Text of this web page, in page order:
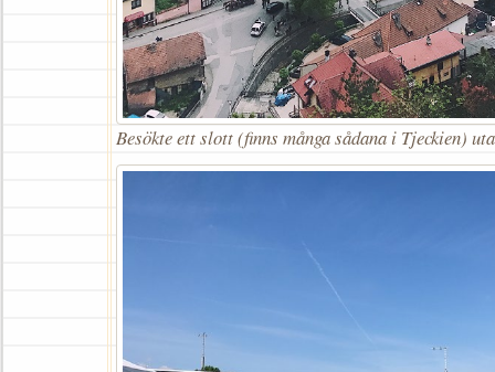
Besökte ett slott (finns många sådana i Tjeckien)